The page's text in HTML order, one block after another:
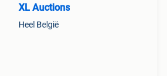
XL Auctions
Heel België